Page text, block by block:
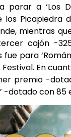
a ‘Los
Picapiedra
mientras
cajón -
para
En
premio -
-dotado con 85